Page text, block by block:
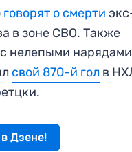
говорят о смерти
в зоне СВО. Также
нелепыми нарядами
свой 870-й гол в
Дзене!